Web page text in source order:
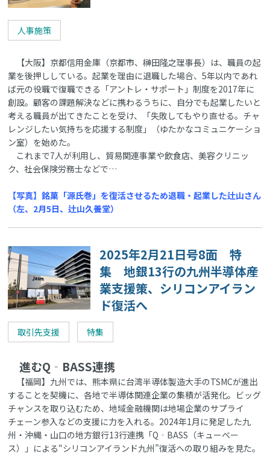
人事施策
【大阪】京都信用金庫（京都市、榊田隆之理事長）は、職員の起
業を後押ししている。起業を理由に退職した場合、5年以内であれ
ば元の役職で復職できる「アントレ・サポート」制度を2017年に
創設。顧客の課題解決などに携わるうちに、自分でも起業したいと
考える職員が出てきたことを受け、「失敗してもやり直せる。チャ
レンジしたい気持ちを応援する制度」（ゆたかなコミュニケーショ
ン室）を始めた。
これまで7人が利用し、貿易関連事業や飲食店、美容クリニッ
ク、社会保険労務士などで…
【写真】銘菓「源氏巻」を復活させるため退職・起業した辻山さん
（左、2月5日、辻山久養堂）
2025年2月21日号8面 特
集 地銀13行の九州半導体産
業支援策、シリコンアイラン
ド復活へ
取引先支援 特集
進むQ‐BASS連携
【福岡】九州では、熊本県に台湾半導体製造大手のTSMCが進出
することを契機に、各地で半導体関連企業の集積が活発化。ビッグ
チャンスを取り込むため、地域金融機関は地場企業のサプライ
チェーン参入などの支援に力を入れる。2024年1月に発足した九
州・沖縄・山口の地方銀行13行連携「Q‐BASS（キューベー
ス）」による“シリコンアイランド九州”復活への取り組みを見た。